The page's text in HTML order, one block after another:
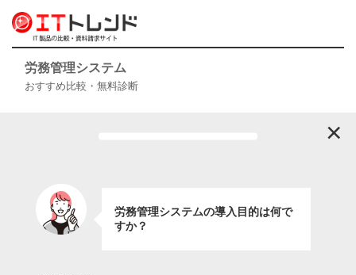
労務管理システム
おすすめ比較・無料診断
×
労務管理システムの導入目的は何で
すか？